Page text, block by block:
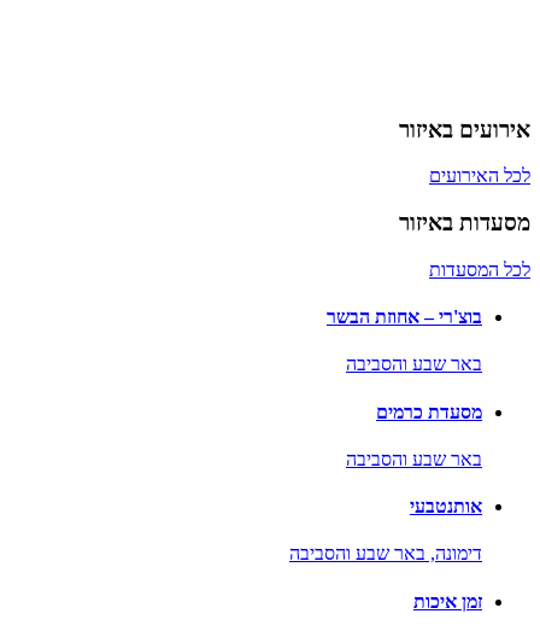
אירועים באיזור
לכל האירועים
מסעדות באיזור
לכל המסעדות
בוצ'רי – אחוזת הבשר
באר שבע והסביבה
מסעדת כרמים
באר שבע והסביבה
אותנטבעי
דימונה, באר שבע והסביבה
זמן איכות